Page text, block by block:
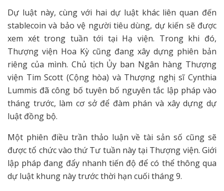
Dự luật này, cùng với hai dự luật khác liên quan đến
stablecoin và bảo vệ người tiêu dùng, dự kiến sẽ được
xem xét trong tuần tới tại Hạ viện. Trong khi đó,
Thượng viện Hoa Kỳ cũng đang xây dựng phiên bản
riêng của mình. Chủ tịch Ủy ban Ngân hàng Thượng
viện Tim Scott (Cộng hòa) và Thượng nghị sĩ Cynthia
Lummis đã công bố tuyên bố nguyên tắc lập pháp vào
tháng trước, làm cơ sở để đàm phán và xây dựng dự
luật đồng bộ.
Một phiên điều trần thảo luận về tài sản số cũng sẽ
được tổ chức vào thứ Tư tuần này tại Thượng viện. Giới
lập pháp đang đẩy nhanh tiến độ để có thể thông qua
dự luật khung này trước thời hạn cuối tháng 9.